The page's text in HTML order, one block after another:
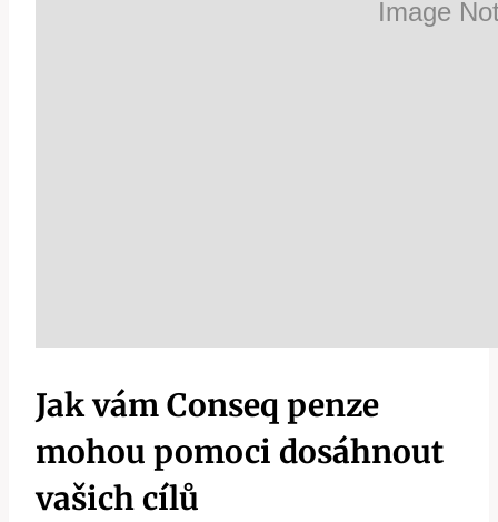
Jak vám Conseq penze
mohou pomoci dosáhnout
vašich cílů